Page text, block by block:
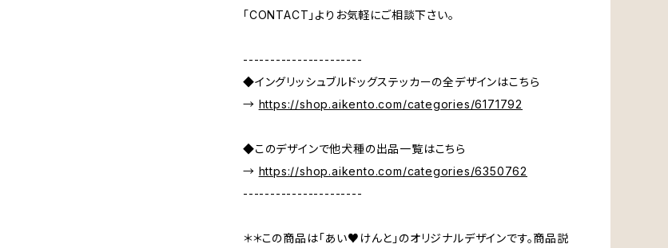
「CONTACT」よりお気軽にご相談下さい。
----------------------
◆イングリッシュブルドッグステッカーの全デザインはこちら
→ https://shop.aikento.com/categories/6171792
◆このデザインで他犬種の出品一覧はこちら
→ https://shop.aikento.com/categories/6350762
----------------------
＊＊この商品は「あい♥けんと」のオリジナルデザインです。商品説